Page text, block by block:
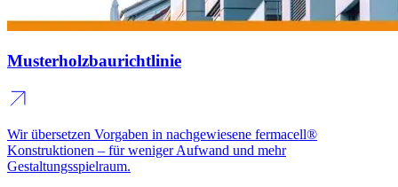
Musterholzbaurichtlinie
Wir übersetzen Vorgaben in nachgewiesene fermacell®
Konstruktionen – für weniger Aufwand und mehr
Gestaltungsspielraum.